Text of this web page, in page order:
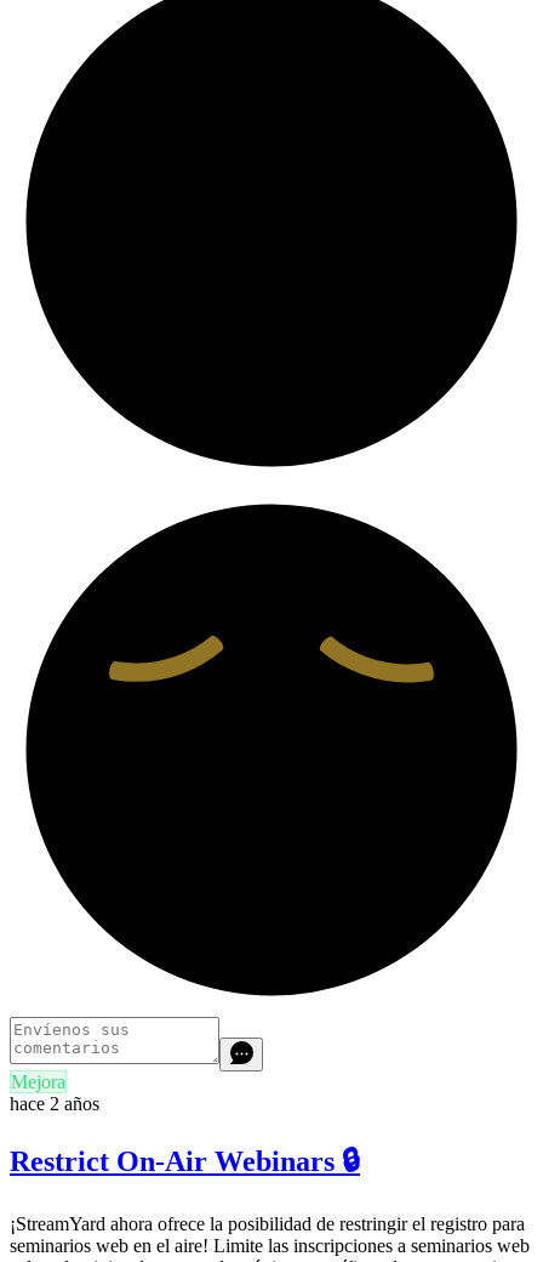
Mejora
hace 2 años
Restrict On-Air Webinars 🔒
¡StreamYard ahora ofrece la posibilidad de restringir el registro para
seminarios web en el aire! Limite las inscripciones a seminarios web